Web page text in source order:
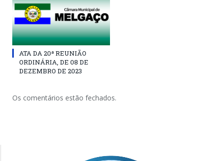
ATA DA 20ª REUNIÃO
ORDINÁRIA, DE 08 DE
DEZEMBRO DE 2023
Os comentários estão fechados.